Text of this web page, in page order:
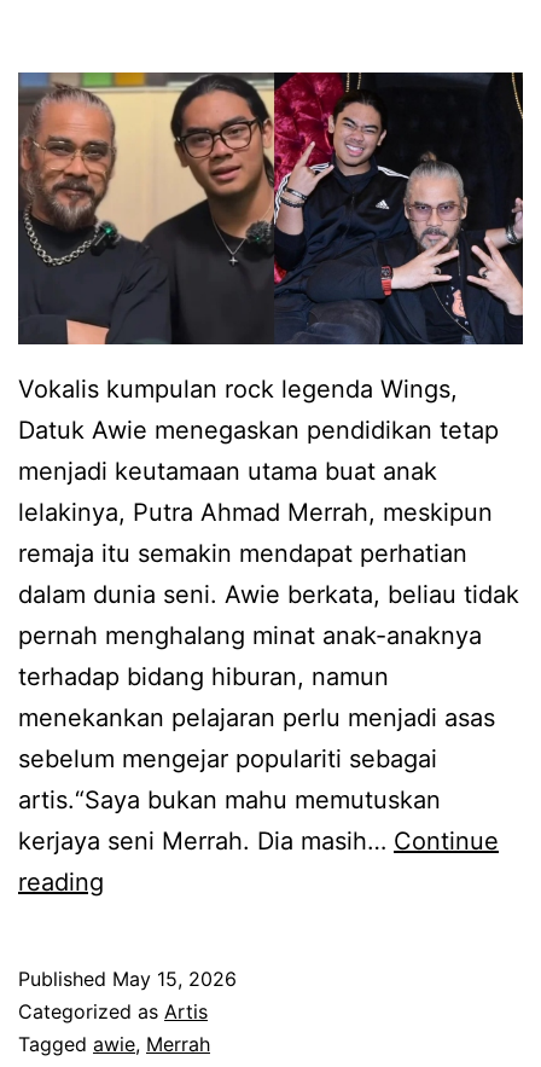
Vokalis kumpulan rock legenda Wings,
Datuk Awie menegaskan pendidikan tetap
menjadi keutamaan utama buat anak
lelakinya, Putra Ahmad Merrah, meskipun
remaja itu semakin mendapat perhatian
dalam dunia seni. Awie berkata, beliau tidak
pernah menghalang minat anak-anaknya
terhadap bidang hiburan, namun
menekankan pelajaran perlu menjadi asas
sebelum mengejar populariti sebagai
artis.“Saya bukan mahu memutuskan
kerjaya seni Merrah. Dia masih… Continue
reading
d
i
Published May 15, 2026
Categorized as Artis
Tagged awie, Merrah